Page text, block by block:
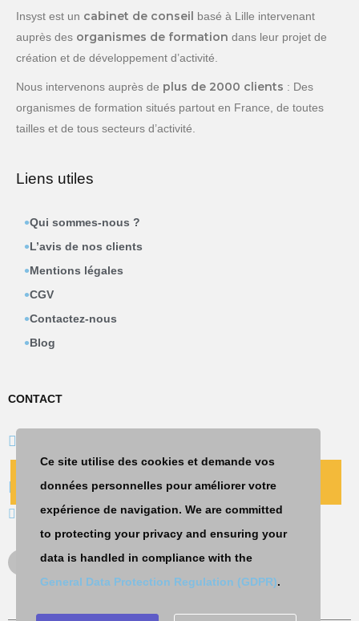
Insyst est un cabinet de conseil basé à Lille intervenant
auprès des organismes de formation dans leur projet de
création et de développement d’activité.
Nous intervenons auprès de plus de 2000 clients : Des
organismes de formation situés partout en France, de toutes
tailles et de tous secteurs d’activité.
Liens utiles
Qui sommes-nous ?
L’avis de nos clients
Mentions légales
CGV
Contactez-nous
Blog
CONTACT
59000 LILLE
09 74 19 00 20
contact@insyst.fr
CONTACT PRENDRE UN RDV
Ce site utilise des cookies et demande vos
données personnelles pour améliorer votre
expérience de navigation. We are committed
to protecting your privacy and ensuring your
data is handled in compliance with the
General Data Protection Regulation (GDPR).